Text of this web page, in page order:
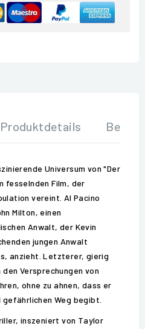
Produktdetails
Universum von "Der
fesselnden Film, der
vereint. Al Pacino
Milton, einen
Anwalt, der Kevin
jungen Anwalt
anzieht. Letzterer, gierig
Versprechungen von
ohne zu ahnen, dass er
Weg begibt.
inszeniert von Taylor